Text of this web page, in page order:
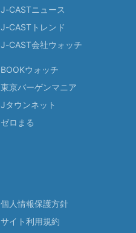
J-CASTニュース
J-CASTトレンド
J-CAST会社ウォッチ
BOOKウォッチ
東京バーゲンマニア
Jタウンネット
ゼロまる
個人情報保護方針
サイト利用規約